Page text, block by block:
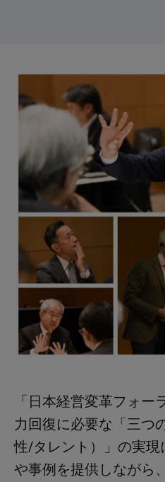
「日本経営変革フォ
力回復に必要な「三つ
性/タレント）」の実
や事例を提供しながら